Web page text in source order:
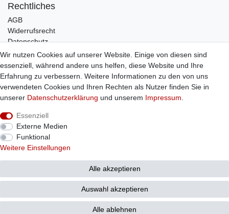
Rechtliches
AGB
Widerrufsrecht
Datenschutz
Impressum
Infos
Zahlung / Versand
Individuelle Anfertigung
Bestellung widerrufen
Wir nutzen Cookies auf unserer Website. Einige von diesen sind
essenziell, während andere uns helfen, diese Website und Ihre
Erfahrung zu verbessern. Weitere Informationen zu den von uns
verwendeten Cookies und Ihren Rechten als Nutzer finden Sie in
unserer Daten­schutz­erklärung und unserem Impressum
Essenziell
Externe Medien
Funktional
Weitere Einstellungen
Alle akzeptieren
Auswahl akzeptieren
Alle ablehnen
© Copyright 2026 Sticker Shop Strerath